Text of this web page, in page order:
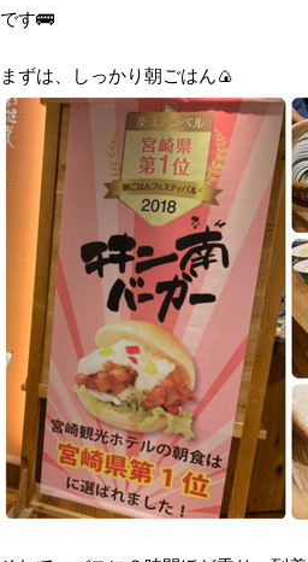
です🚌
まずは、しっかり朝ごはん🍙